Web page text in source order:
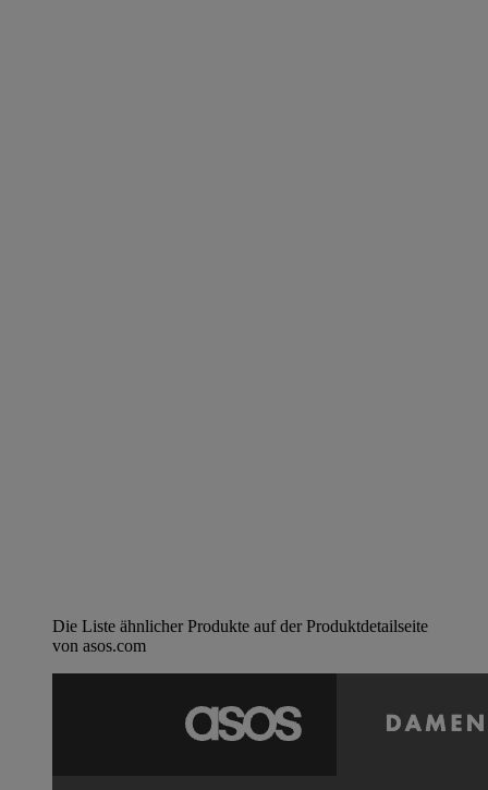
Die Liste ähnlicher Produkte auf der Produktdetailseite
von asos.com